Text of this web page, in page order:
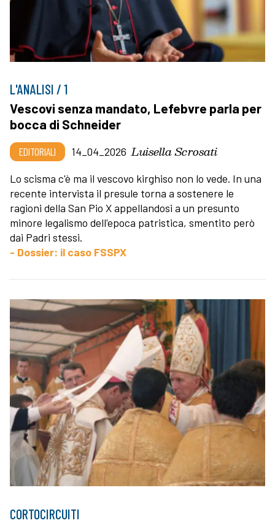
L'ANALISI / 1
Vescovi senza mandato, Lefebvre parla per
bocca di Schneider
EDITORIALI 14_04_2026 Luisella Scrosati
Lo scisma c'è ma il vescovo kirghiso non lo vede. In una
recente intervista il presule torna a sostenere le
ragioni della San Pio X appellandosi a un presunto
minore legalismo dell'epoca patristica, smentito però
dai Padri stessi.
- Dossier: il caso FSSPX
CORTOCIRCUITI